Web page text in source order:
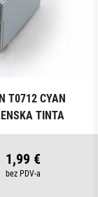
T0712 CYAN
TINTA
1,99 €